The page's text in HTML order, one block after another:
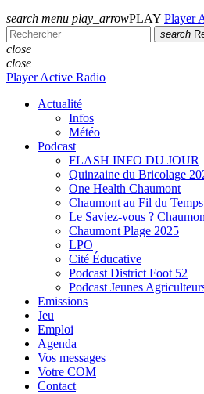
search menu play_arrowPLAY Player
search
close
close
Player Active Radio
Actualité
Infos
Météo
Podcast
FLASH INFO DU JOUR
Quinzaine du Bricolage
One Health Chaumont
Chaumont au Fil du Temps
Le Saviez-vous ?
Chaumont Plage 2025
LPO
Cité Éducative
Podcast District Foot 52
Podcast Jeunes
Emissions
Jeu
Emploi
Agenda
Vos messages
Votre COM
Contact